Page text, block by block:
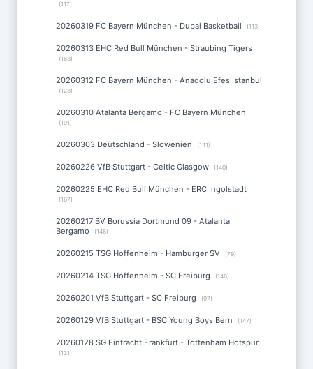
(117)
20260319 FC Bayern München - Dubai Basketball (113)
20260313 EHC Red Bull München - Straubing Tigers
(163)
20260312 FC Bayern München - Anadolu Efes Istanbul
(128)
20260310 Atalanta Bergamo - FC Bayern München
(191)
20260303 Deutschland - Slowenien (141)
20260226 VfB Stuttgart - Celtic Glasgow (140)
20260225 EHC Red Bull München - ERC Ingolstadt
(167)
20260217 BV Borussia Dortmund 09 - Atalanta
Bergamo
(146)
20260215 TSG Hoffenheim - Hamburger SV (79)
20260214 TSG Hoffenheim - SC Freiburg (146)
20260201 VfB Stuttgart - SC Freiburg (97)
20260129 VfB Stuttgart - BSC Young Boys Bern (147)
20260128 SG Eintracht Frankfurt - Tottenham Hotspur
(131)